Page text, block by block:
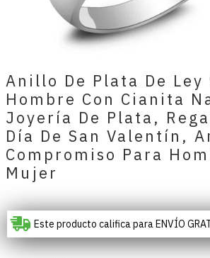
Anillo De Plata De Ley
Hombre Con Cianita
Joyería De Plata,
Día De San Valentín,
Compromiso Para
Mujer
Este producto califica para ENVÍO